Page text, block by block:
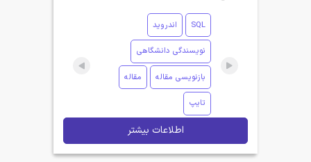
SQL اندروید
نویسندگی دانشگاهی
بازنویسی مقاله مقاله
تایپ
اطلاعات بیشتر